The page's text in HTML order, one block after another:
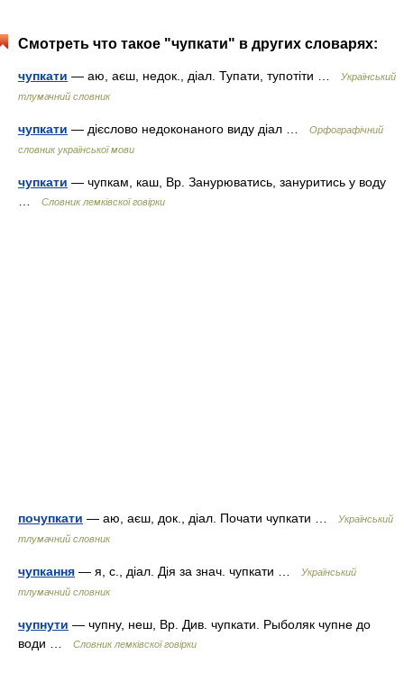
Смотреть что такое "чупкати" в других словарях:
чупкати — аю, аєш, недок., діал. Тупати, тупотіти …
Український
тлумачний словник
чупкати — дієслово недоконаного виду діал …
Орфографічний
словник української мови
чупкати — чупкам, каш, Вр. Занурюватись, зануритись у воду
Словник лемківскої говірки
почупкати — аю, аєш, док., діал. Почати чупкати …
Український
тлумачний словник
чупкання — я, с., діал. Дія за знач. чупкати …
Український
тлумачний словник
чупнути — чупну, неш, Вр. Див. чупкати. Рыболяк чупне до
води …
Словник лемківскої говірки